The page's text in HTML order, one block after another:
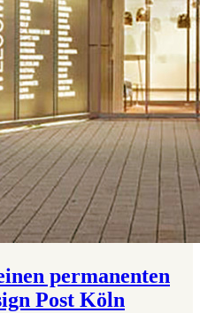
permanenten
Post Köln